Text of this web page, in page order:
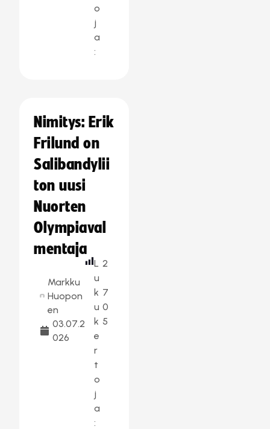
o
j
a
:
Nimitys: Erik
Frilund on
Salibandylii
ton uusi
Nuorten
Olympiaval
mentaja
Markku
Huopon
en
03.07.2
026
L
u
k
u
k
e
r
t
o
j
a
:
2
7
0
5